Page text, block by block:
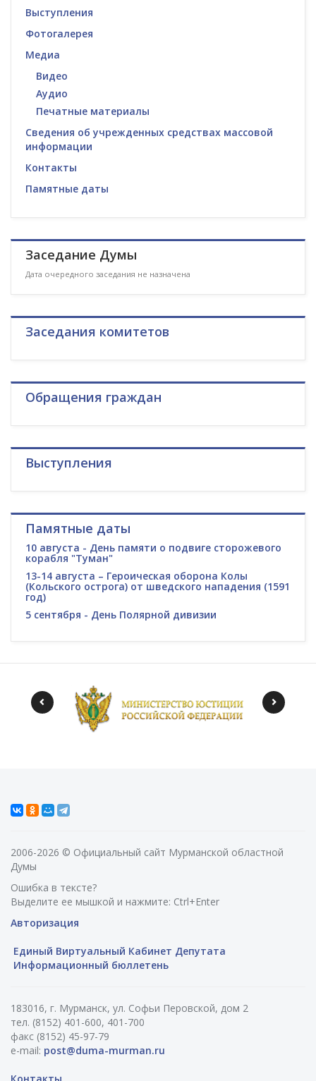
Выступления
Фотогалерея
Медиа
Видео
Аудио
Печатные материалы
Сведения об учрежденных средствах массовой
информации
Контакты
Памятные даты
Заседание Думы
Дата очередного заседания не назначена
Заседания комитетов
Обращения граждан
Выступления
Памятные даты
10 августа - День памяти о подвиге сторожевого
корабля "Туман"
13-14 августа – Героическая оборона Колы
(Кольского острога) от шведского нападения (1591
год)
5 сентября - День Полярной дивизии
2006-2026 © Официальный сайт Мурманской областной
Думы
Ошибка в тексте?
Выделите ее мышкой и нажмите: Ctrl+Enter
Авторизация
Единый Виртуальный Кабинет Депутата
Информационный бюллетень
183016, г. Мурманск, ул. Софьи Перовской, дом 2
тел. (8152) 401-600, 401-700
факс (8152) 45-97-79
e-mail: post@duma-murman.ru